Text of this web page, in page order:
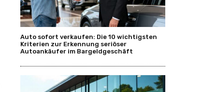
Auto sofort verkaufen: Die 10 wichtigsten
Kriterien zur Erkennung seriöser
Autoankäufer im Bargeldgeschäft